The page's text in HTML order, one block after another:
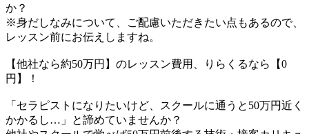
か？
※身だしなみについて、ご配慮いただきたい点もあるので、
レッスン前にお伝えしますね。
【他社なら約50万円】のレッスン費用、りらくるなら【0
円】！
「セラピストになりたいけど、スクールに通うと50万円近く
かかるし…」と諦めていませんか？